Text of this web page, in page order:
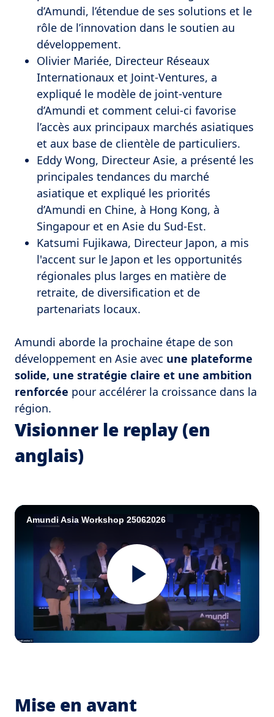
d’Amundi, l’étendue de ses solutions et le
rôle de l’innovation dans le soutien au
développement.
Olivier Mariée, Directeur Réseaux
Internationaux et Joint-Ventures, a
expliqué le modèle de joint-venture
d’Amundi et comment celui-ci favorise
l’accès aux principaux marchés asiatiques
et aux base de clientèle de particuliers.
Eddy Wong, Directeur Asie, a présenté les
principales tendances du marché
asiatique et expliqué les priorités
d’Amundi en Chine, à Hong Kong, à
Singapour et en Asie du Sud-Est.
Katsumi Fujikawa, Directeur Japon, a mis
l'accent sur le Japon et les opportunités
régionales plus larges en matière de
retraite, de diversification et de
partenariats locaux.
Amundi aborde la prochaine étape de son
développement en Asie avec une plateforme
solide, une stratégie claire et une ambition
renforcée pour accélérer la croissance dans la
région.
Visionner le replay (en
anglais)
Amundi Asia Workshop 25062026
Play
Mise en avant